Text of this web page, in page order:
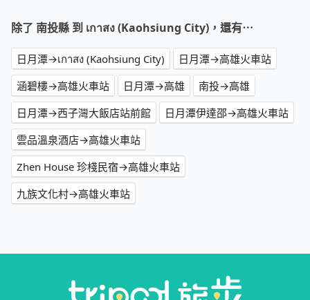
除了 南投縣 到 เกาสง (Kaohsiung City)，還有⋯
日月潭→เกาสง (Kaohsiung City)
日月潭→高雄火車站
涵碧樓→高雄火車站
日月潭→高雄
南投→高雄
日月潭→西子灣大飯店站前館
日月潭伊達邵→高雄火車站
雲品溫泉酒店→高雄火車站
Zhen House 珍棧民宿→高雄火車站
九族文化村→高雄火車站